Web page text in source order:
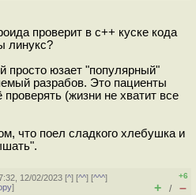
проверит в c++ куске кода
линукс?
просто юзает "популярный"
разрабов. Это пациенты
проверять (жизни не хватит все
что поел сладкого хлебушка и
12/02/2023 [^] [^^] [^^^]
]
+6
+ / –